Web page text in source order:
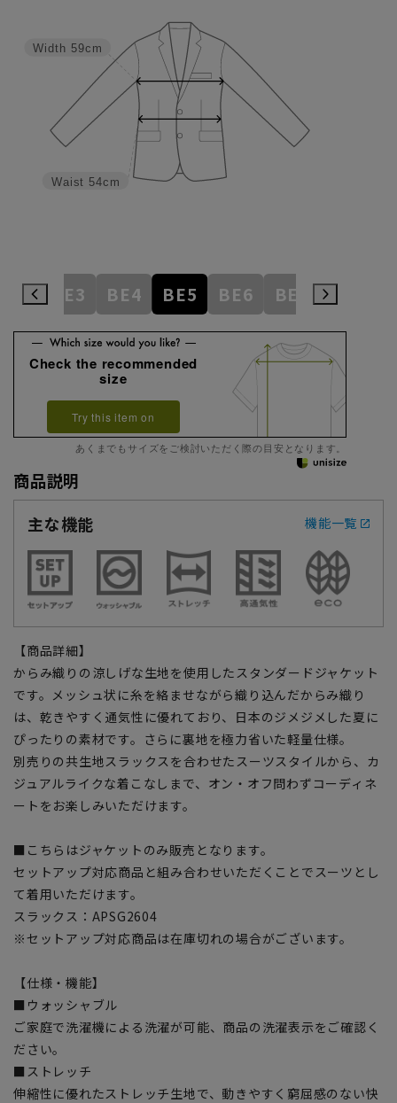
Waist 54cm
Width 59cm
BE3 BE4 BE5 BE6 BE7 BE8
Check the recommended
size
Try this item on
あくまでもサイズをご検討いただく際の目安となります。
商品説明
主な機能
機能一覧
【商品詳細】
からみ織りの涼しげな生地を使用したスタンダードジャケット
です。メッシュ状に糸を絡ませながら織り込んだからみ織り
は、乾きやすく通気性に優れており、日本のジメジメした夏に
ぴったりの素材です。さらに裏地を極力省いた軽量仕様。
別売りの共生地スラックスを合わせたスーツスタイルから、カ
ジュアルライクな着こなしまで、オン・オフ問わずコーディネ
ートをお楽しみいただけます。
■こちらはジャケットのみ販売となります。
セットアップ対応商品と組み合わせいただくことでスーツとし
て着用いただけます。
スラックス：APSG2604
※セットアップ対応商品は在庫切れの場合がございます。
【仕様・機能】
■ウォッシャブル
ご家庭で洗濯機による洗濯が可能、商品の洗濯表示をご確認く
ださい。
■ストレッチ
伸縮性に優れたストレッチ生地で、動きやすく窮屈感のない快